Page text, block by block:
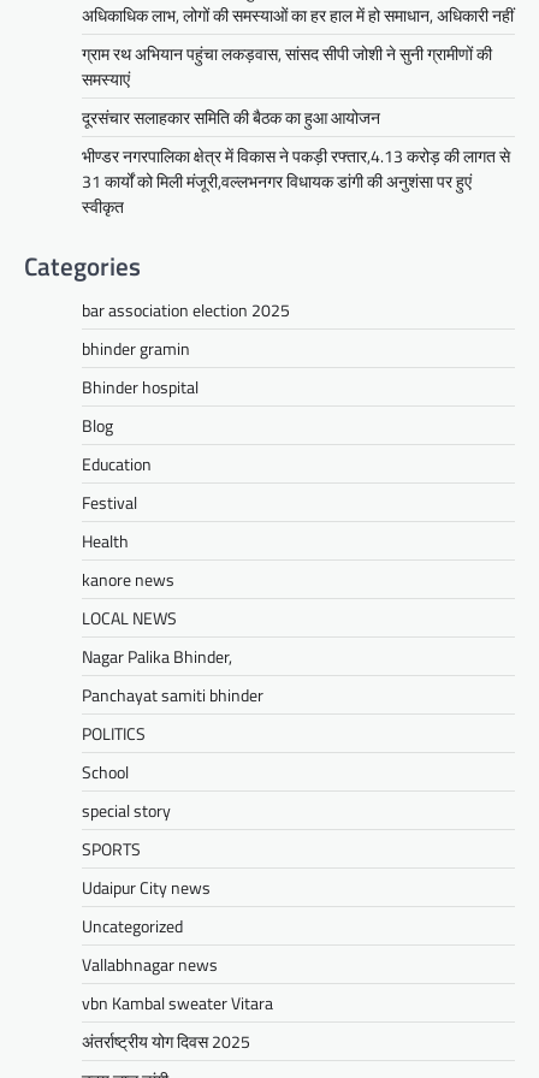
अधिकाधिक लाभ, लोगों की समस्याओं का हर हाल में हो समाधान, अधिकारी नहीं
ग्राम रथ अभियान पहुंचा लकड़वास, सांसद सीपी जोशी ने सुनी ग्रामीणों की
समस्याएं
दूरसंचार सलाहकार समिति की बैठक का हुआ आयोजन
भीण्डर नगरपालिका क्षेत्र में विकास ने पकड़ी रफ्तार,4.13 करोड़ की लागत से
31 कार्यों को मिली मंजूरी,वल्लभनगर विधायक डांगी की अनुशंसा पर हुएं
स्वीकृत
Categories
bar association election 2025
bhinder gramin
Bhinder hospital
Blog
Education
Festival
Health
kanore news
LOCAL NEWS
Nagar Palika Bhinder,
Panchayat samiti bhinder
POLITICS
School
special story
SPORTS
Udaipur City news
Uncategorized
Vallabhnagar news
vbn Kambal sweater Vitara
अंतर्राष्ट्रीय योग दिवस 2025
Facebook
EmailWhatsApp
Reddit
X
Share
सीपी जोशी
ग्राम रथ अभियान पहुंचा लकड़वास, सांसद
अंतिम पायदान पर बैठे व्यक्ति तक योजनाओं का लाभ
पहुंचाने और उसे मुख्यधारा…
Facebook
EmailWhatsApp
Reddit
X
Share
UDAIPUR CITY NEWS
हुआ आयोजन
Mewari Khabar April 22, 2026
मेवाड़ी खबर@उदयपुर।दूर संचार सलाहकार समिति की
बैठक बुधवार को भारत संचार निगम लिमिटेड बीएसएनएल
के सभागार में सांसद उदयपुर डॉ.…
Facebook
EmailWhatsApp
Reddit
X
Share
मुख्यमंत्री का उदयपुर दौरा’मुख्यमंत्री
भजनलाल शर्मा ने उदयपुर जिले को दी
विभिन्न विकास कार्यों की सौगातें’’421
करोड़ रुपये के कार्यों का किया लोकार्पण एवं
शिलान्यास’’महत्वाकांक्षी जल परियोजनाओं
पर हो रहा तेजी से काम’
Mewari Khabar August 2, 2026